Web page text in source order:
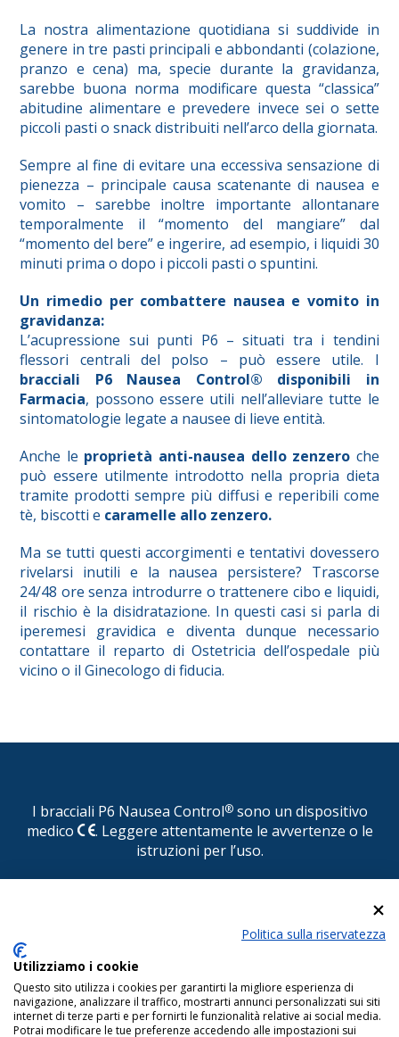
La nostra alimentazione quotidiana si suddivide in
genere in tre pasti principali e abbondanti (colazione,
pranzo e cena) ma, specie durante la gravidanza,
sarebbe buona norma modificare questa “classica”
abitudine alimentare e prevedere invece sei o sette
piccoli pasti o snack distribuiti nell’arco della giornata.
Sempre al fine di evitare una eccessiva sensazione di
pienezza – principale causa scatenante di nausea e
vomito – sarebbe inoltre importante allontanare
temporalmente il “momento del mangiare” dal
“momento del bere” e ingerire, ad esempio, i liquidi 30
minuti prima o dopo i piccoli pasti o spuntini.
Un rimedio per combattere nausea e vomito in
gravidanza:
L’acupressione sui punti P6 – situati tra i tendini
flessori centrali del polso – può essere utile. I
bracciali P6 Nausea Control®
disponibili in
Farmacia, possono essere utili nell’alleviare tutte le
sintomatologie legate a nausee di lieve entità.
Anche le proprietà anti-nausea dello zenzero che
può essere utilmente introdotto nella propria dieta
tramite prodotti sempre più diffusi e reperibili come
tè, biscotti e caramelle allo zenzero.
Ma se tutti questi accorgimenti e tentativi dovessero
rivelarsi inutili e la nausea persistere? Trascorse
24/48 ore senza introdurre o trattenere cibo e liquidi,
il rischio è la disidratazione. In questi casi si parla di
iperemesi gravidica e diventa dunque necessario
contattare il reparto di Ostetricia dell’ospedale più
vicino o il Ginecologo di fiducia.
I bracciali P6 Nausea Control®sono un dispositivo
medico
. Leggere attentamente le avvertenze o le
istruzioni per l’uso.
DISTRIBUITO IN ITALIA DA CONSULTEAM s.r.l. Via
Pasquale Paoli, 1 - 22100 COMO - Tel.
031.525522/525510 - Fax 031.525484 - E-mail:
info@consulteamsas.com
Reg. Imp. di Como - Cod. Fisc. e P. IVA 01063510406 Capitale Sociale
Politica sulla riservatezza
Utilizziamo i cookie
Questo sito utilizza i cookies per garantirti la migliore esperienza di
navigazione, analizzare il traffico, mostrarti annunci personalizzati sui siti
internet di terze parti e per fornirti le funzionalità relative ai social media.
Potrai modificare le tue preferenze accedendo alle impostazioni sui